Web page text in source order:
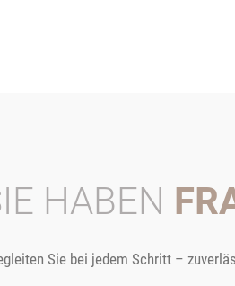
HABEN
Sie bei jedem Schritt –